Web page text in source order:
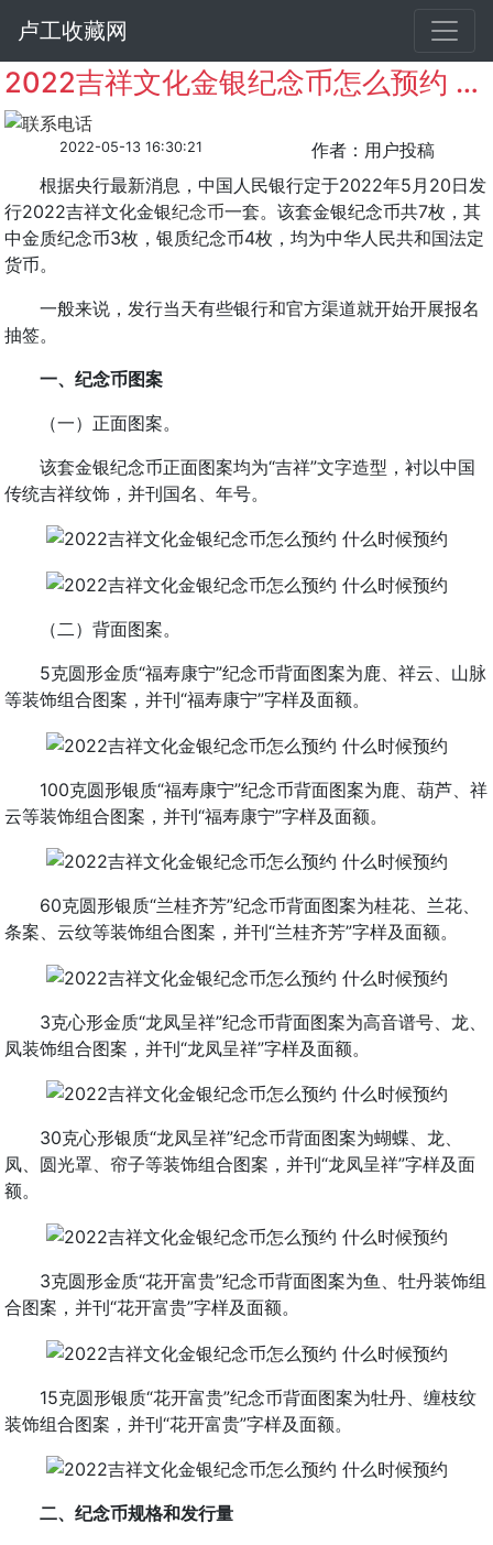
卢工收藏网
2022吉祥文化金银纪念币怎么预约 什么时候预约
2022-05-13 16:30:21
作者：用户投稿
根据央行最新消息，中国人民银行定于2022年5月20日发
行2022吉祥文化金银纪念币一套。该套金银纪念币共7枚，其
中金质纪念币3枚，银质纪念币4枚，均为中华人民共和国法定
货币。
一般来说，发行当天有些银行和官方渠道就开始开展报名
抽签。
一、纪念币图案
（一）正面图案。
该套金银纪念币正面图案均为“吉祥”文字造型，衬以中国
传统吉祥纹饰，并刊国名、年号。
（二）背面图案。
5克圆形金质“福寿康宁”纪念币背面图案为鹿、祥云、山脉
等装饰组合图案，并刊“福寿康宁”字样及面额。
100克圆形银质“福寿康宁”纪念币背面图案为鹿、葫芦、祥
云等装饰组合图案，并刊“福寿康宁”字样及面额。
60克圆形银质“兰桂齐芳”纪念币背面图案为桂花、兰花、
条案、云纹等装饰组合图案，并刊“兰桂齐芳”字样及面额。
3克心形金质“龙凤呈祥”纪念币背面图案为高音谱号、龙、
凤装饰组合图案，并刊“龙凤呈祥”字样及面额。
30克心形银质“龙凤呈祥”纪念币背面图案为蝴蝶、龙、
凤、圆光罩、帘子等装饰组合图案，并刊“龙凤呈祥”字样及面
额。
3克圆形金质“花开富贵”纪念币背面图案为鱼、牡丹装饰组
合图案，并刊“花开富贵”字样及面额。
15克圆形银质“花开富贵”纪念币背面图案为牡丹、缠枝纹
装饰组合图案，并刊“花开富贵”字样及面额。
二、纪念币规格和发行量